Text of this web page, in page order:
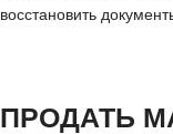
восстановить
ПРОДАТЬ